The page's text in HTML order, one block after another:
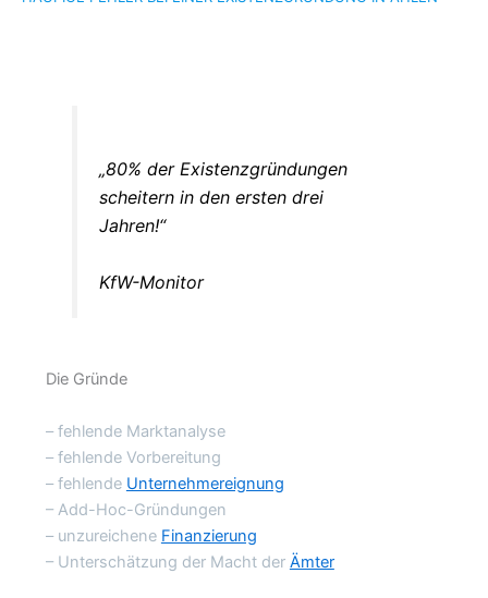
„80% der Existenzgründungen
scheitern in den ersten drei
Jahren!“
KfW-Monitor
Die Gründe
– fehlende Marktanalyse
– fehlende Vorbereitung
– fehlende Unternehmereignung
– Add-Hoc-Gründungen
– unzureichene Finanzierung
– Unterschätzung der Macht der Ämter